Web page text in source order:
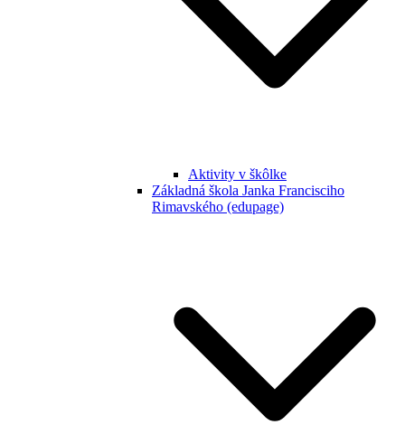
Aktivity v škôlke
Základná škola Janka Francisciho
Rimavského (edupage)